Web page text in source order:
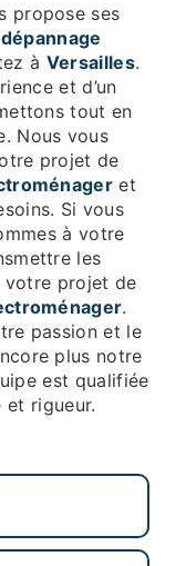
propose ses
à Versailles.
et d’un
tout en
Nous vous
projet de
et
Si vous
à votre
les
votre projet de
.
passion et le
plus notre
est qualifiée
rigueur.